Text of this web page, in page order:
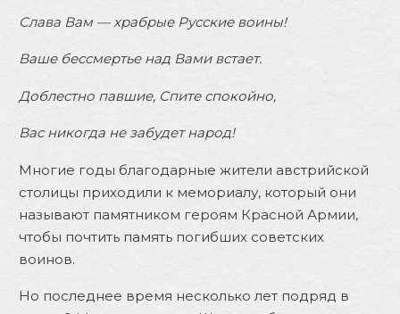
Слава Вам — храбрые Русские воины!
Ваше бессмертье над Вами встает.
Доблестно павшие, Спите спокойно,
Вас никогда не забудет народ!
Многие годы благодарные жители австрийской
столицы приходили к мемориалу, который они
называют памятником героям Красной Армии,
чтобы почтить память погибших советских
воинов.
Но последнее время несколько лет подряд в